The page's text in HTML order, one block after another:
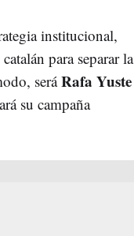
institucional,
para separar la
seráRafa Yuste
su campaña